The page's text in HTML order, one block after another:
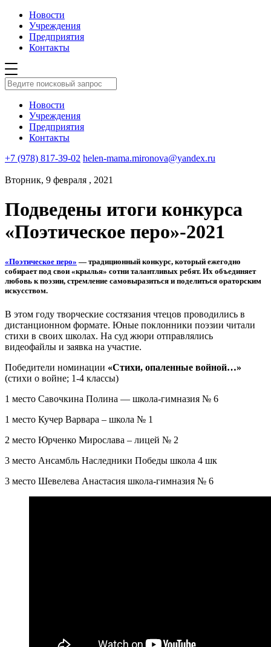
Новости
Учреждения
Предприятия
Контакты
Новости
Учреждения
Предприятия
Контакты
+7 (978) 817-39-02 helen-mama.mironova@yandex.ru
Вторник, 9 февраля , 2021
Подведены итоги конкурса
«Поэтическое перо»-2021
«Поэтическое перо» — традиционный конкурс, который ежегодно
собирает под свои «крылья» сотни талантливых ребят. Их объединяет
любовь к поэзии, стремление самовыразиться и поделиться ораторским
искусством.
В этом году творческие состязания чтецов проводились в
дистанционном формате. Юные поклонники поэзии читали
стихи в своих школах. На суд жюри отправлялись
видеофайлы и заявка на участие.
Победители номинации «Стихи, опаленные войной…»
(стихи о войне; 1-4 классы)
1 место Савочкина Полина — школа-гимназия № 6
1 место Кучер Варвара – школа № 1
2 место Юрченко Мирослава – лицей № 2
3 место Ансамбль Наследники Победы школа 4 шк
3 место Шевелева Анастасия школа-гимназия № 6